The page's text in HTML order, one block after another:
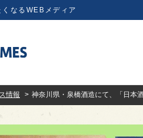
なるWEBメディア
情報 神奈川県・泉橋酒造にて、「日本